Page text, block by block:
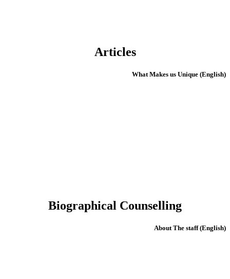
Articles
(English) What Makes us Unique
Biographical Counselling
(English) About The staff